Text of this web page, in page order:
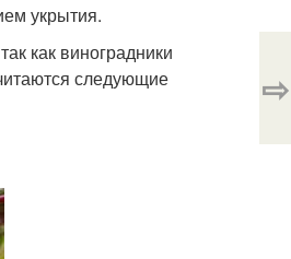
укрытия.
как виноградники
следующие
⇨